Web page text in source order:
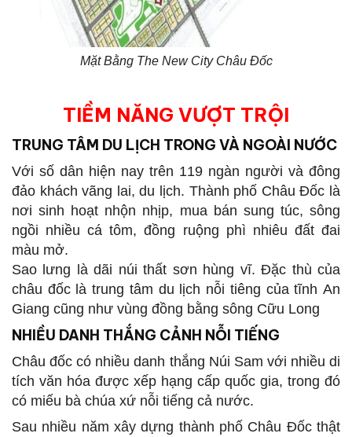
Mặt Bằng The New City Châu Đốc
TIỀM NĂNG VƯỢT TRỘI
TRUNG TÂM DU LỊCH TRONG VÀ NGOÀI NƯỚC
Với số dân hiện nay trên 119 ngàn người và đông
đảo khách vãng lai, du lịch. Thành phố Châu Đốc là
nơi sinh hoạt nhộn nhịp, mua bán sung túc, sông
ngồi nhiều cá tôm, đồng ruộng phì nhiêu đất đai
màu mở.
Sao lưng là dãi núi thất sơn hùng vĩ. Đặc thù của
châu đốc là trung tâm du lịch nỗi tiêng của tĩnh An
Giang cũng như vùng đồng bằng sông Cữu Long
NHIỀU DANH THẮNG CẢNH NỖI TIẾNG
Châu đốc có nhiều danh thắng Núi Sam với nhiều di
tích văn hóa được xếp hạng cấp quốc gia, trong đó
có miếu bà chúa xứ nỗi tiếng cả nước.
Sau nhiều năm xây dựng thành phố Châu Đốc thật